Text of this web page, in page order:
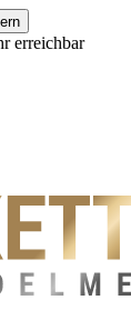
erreichbar